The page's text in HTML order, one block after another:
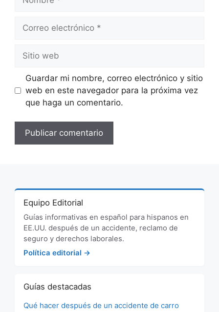
Correo
Sitio
web
Guardar mi nombre, correo electrónico y sitio
web en este navegador para la próxima vez
que haga un comentario.
Equipo Editorial
Guías informativas en español para hispanos en
EE.UU. después de un accidente, reclamo de
seguro y derechos laborales.
Política editorial →
Guías destacadas
Qué hacer después de un accidente de carro